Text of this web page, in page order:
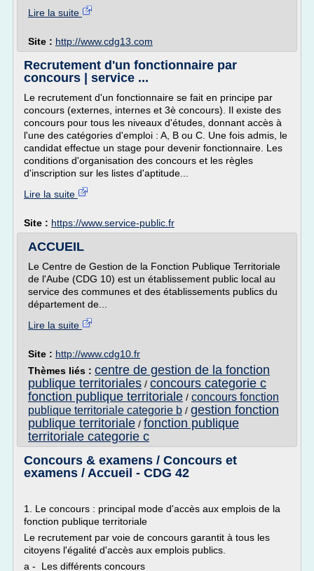
Lire la suite
Site : http://www.cdg13.com
Recrutement d'un fonctionnaire par
concours | service ...
Le recrutement d'un fonctionnaire se fait en principe par
concours (externes, internes et 3è concours). Il existe des
concours pour tous les niveaux d'études, donnant accès à
l'une des catégories d'emploi : A, B ou C. Une fois admis, le
candidat effectue un stage pour devenir fonctionnaire. Les
conditions d'organisation des concours et les règles
d'inscription sur les listes d'aptitude...
Lire la suite
Site : https://www.service-public.fr
ACCUEIL
Le Centre de Gestion de la Fonction Publique Territoriale
de l'Aube (CDG 10) est un établissement public local au
service des communes et des établissements publics du
département de...
Lire la suite
Site : http://www.cdg10.fr
Thèmes liés : centre de gestion de la fonction
publique territoriales / concours categorie c
fonction publique territoriale / concours fonction
publique territoriale categorie b / gestion fonction
publique territoriale / fonction publique
territoriale categorie c
Concours & examens / Concours et
examens / Accueil - CDG 42
1. Le concours : principal mode d'accès aux emplois de la
fonction publique territoriale
Le recrutement par voie de concours garantit à tous les
citoyens l'égalité d'accès aux emplois publics.
a - Les différents concours